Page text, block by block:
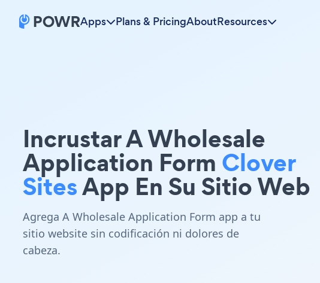
Apps Plans & PricingAboutResources
Incrustar A Wholesale
Application Form Clover
SitesApp En Su Sitio Web
Agrega A Wholesale Application Form app a tu
sitio website sin codificación ni dolores de
cabeza.